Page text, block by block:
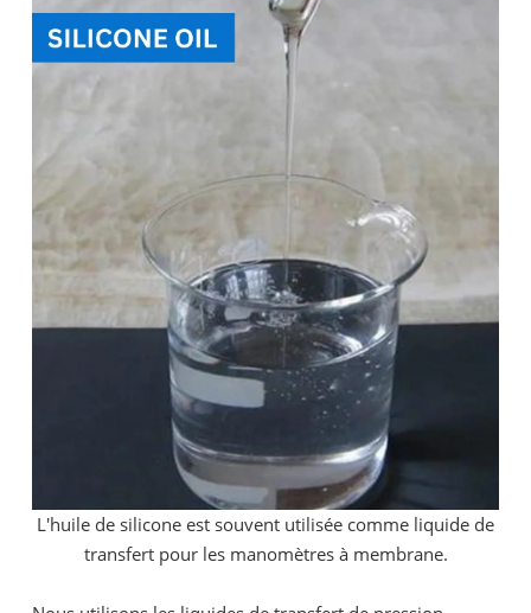
L'huile de silicone est souvent utilisée comme liquide de
transfert pour les manomètres à membrane.